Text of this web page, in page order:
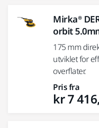
Mirka®
orbit
175 mm
utviklet for
overflater.
Pris fra
kr 7